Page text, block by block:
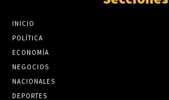
INICIO
POLÍTICA
ECONOMÍA
NEGOCIOS
NACIONALES
DEPORTES